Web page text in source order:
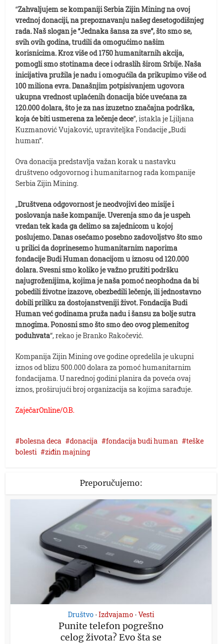
“Zahvaljujem se kompaniji Serbia Zijin Mining na ovoj
vrednoj donaciji, na prepoznavanju našeg desetogodišnjeg
rada. Naš slogan je “Jednaka šansa za sve”, što smo se,
svih ovih godina, trudili da omogućimo našim
korisnicima. Kroz više od 1750 humanitarnih akcija,
pomogli smo stotinama dece i odraslih širom Srbije. Naša
inicijativa pružila je nadu i omogućila da prikupimo više od
100 miliona evra. Današnjim potpisivanjem ugovora
ukupna vrednost uplaćenih donacija biće uvećana za
120.000 dolara, što je za nas izuzetno značajna podrška,
koja će biti usmerena za lečenje dece”, istakla je Ljiljana
Kuzmanović Vujaković, upraviteljka Fondacije „Budi
human“.
Ova donacija predstavlja važan korak u nastavku
društveno odgovornog i humanitarnog rada kompanije
Serbia Zijin Mining.
„Društvena odgovornost je neodvojivi deo misije i
poslovanja naše kompanije. Uverenja smo da je uspeh
vredan tek kada ga delimo sa zajednicom u kojoj
poslujemo. Danas osećamo posebno zadovoljstvo što smo
u prilici da doprinesemo humanitarnim naporima
fondacije Budi Human donacijom u iznosu od 120.000
dolara. Svesni smo koliko je važno pružiti podršku
najugroženijima, kojima je naša pomoć neophodna da bi
pobedili životne izazove, obezbedili lečenje, ili jednostavno
dobili priliku za dostojanstveniji život. Fondacija Budi
Human već godinama pruža nadu i šansu za bolje sutra
mnogima. Ponosni smo što smo deo ovog plemenitog
poduhvata“, rekao je Branko Rakočević.
Kompanija Zijin Mining ove godine opredelila je ukupni
iznos od blizu 500.000 dolara za pomoć humanitarnim
fondacijama. U narednoj godini planira da poveća ovaj
iznos, proširujući broj organizacija sa kojima sarađuje.
ZaječarOnline/O.B.
bolesna deca donacija fondacija budi human
teške
bolesti
ziđin majning
Preporučujemo:
Društvo • Izdvajamo • Vesti
Punite telefon pogrešno
celog života? Evo šta se